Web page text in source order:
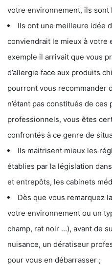
votre environnement, ils sont
Ils ont une meilleure idée
conviendrait le mieux à votre
exemple il arrivait que vous
d’allergie face aux produits
pourront vous recommander
n’étant pas constitués de
professionnels, vous êtes
confrontés à ce genre de
Ils maitrisent mieux les
établies par la législation
et entrepôts, les cabinets
Dès que vous remarquez
votre environnement ou un
champ, rat noir …), avant de
nuisance, un dératiseur
pour vous en débarrasser ;